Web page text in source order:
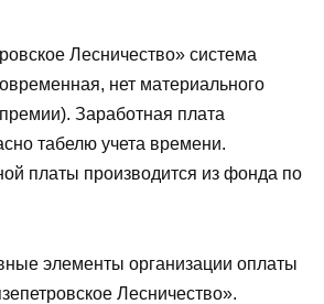
Лесничество» система
нет материального
Заработная плата
табелю учета времени.
платы производится из фонда по
элементы организации оплаты
Лесничество».